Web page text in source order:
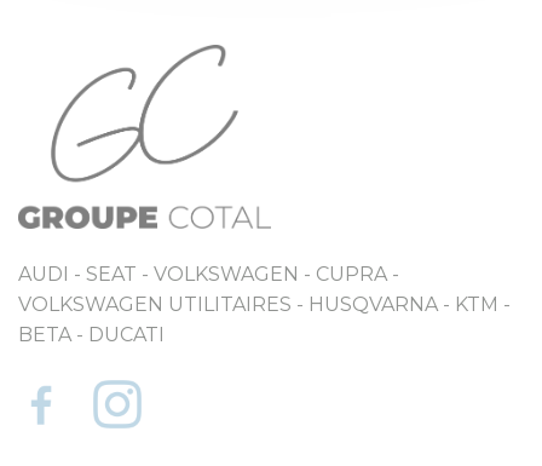
AUDI - SEAT - VOLKSWAGEN - CUPRA -
VOLKSWAGEN UTILITAIRES - HUSQVARNA - KTM -
BETA - DUCATI